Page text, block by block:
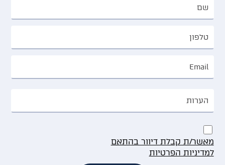
מאשר/ת קבלת דיוור בהתאם
למדיניות הפרטיות